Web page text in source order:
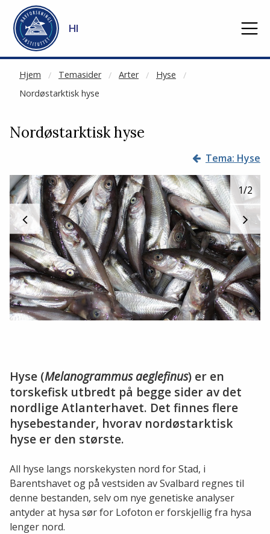
Gå til hovedinnhold
HI
Hjem Temasider Arter
Hyse
Nordøstarktisk hyse
NOT CACHED
Nordøstarktisk hyse
Tema: Hyse
1/2
Hyse (Melanogrammus aeglefinus) er en
torskefisk utbredt på begge sider av det
nordlige Atlanterhavet. Det finnes flere
hysebestander, hvorav nordøstarktisk
hyse er den største.
All hyse langs norskekysten nord for Stad, i
Barentshavet og på vestsiden av Svalbard regnes til
denne bestanden, selv om nye genetiske analyser
antyder at hysa sør for Lofoton er forskjellig fra hysa
lenger nord.